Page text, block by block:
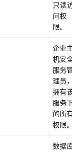
只读访
问权
限。
企业主
机安全
服务管
理员，
拥有该
服务下
的所有
权限。
数据库